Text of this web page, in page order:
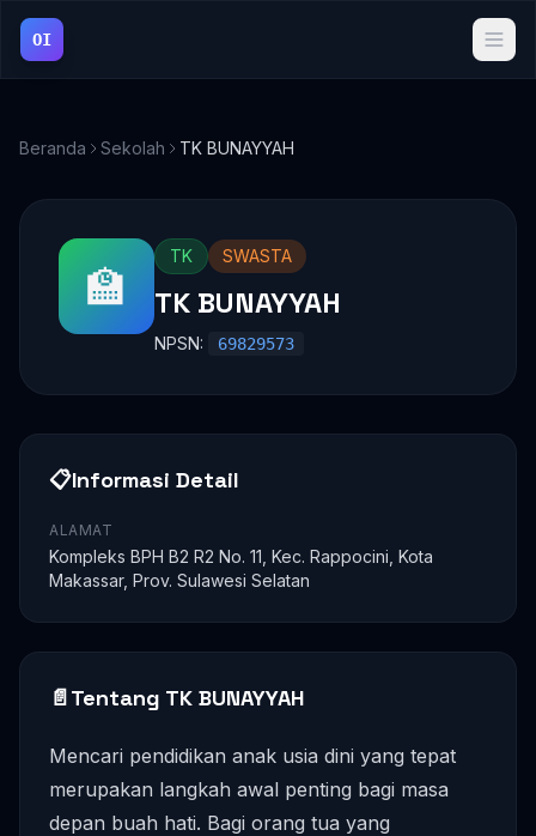
OI
Beranda Sekolah TK BUNAYYAH
🏫
TK SWASTA
TK BUNAYYAH
NPSN: 69829573
📋Informasi Detail
ALAMAT
Kompleks BPH B2 R2 No. 11, Kec. Rappocini, Kota
Makassar, Prov. Sulawesi Selatan
📄Tentang TK BUNAYYAH
Mencari pendidikan anak usia dini yang tepat
merupakan langkah awal penting bagi masa
depan buah hati. Bagi orang tua yang